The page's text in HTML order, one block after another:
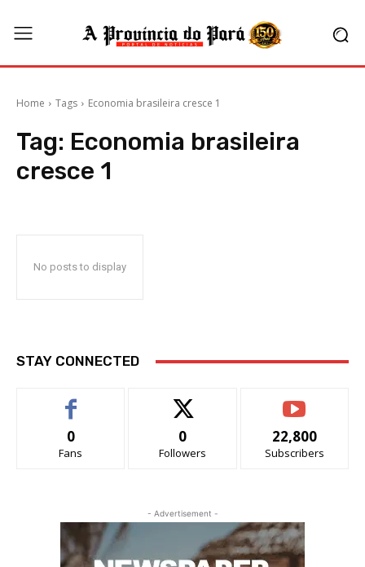
Home Tags Economia brasileira cresce 1
Tag: Economia brasileira
cresce 1
No posts to display
STAY CONNECTED
0
Fans
0
Followers
22,800
Subscribers
- Advertisement -